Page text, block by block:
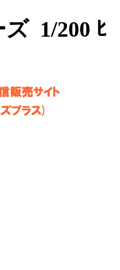
ズ 1/200 ﾋ